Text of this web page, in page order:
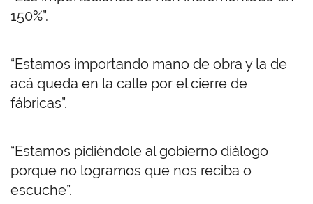
150%”.
“Estamos importando mano de obra y la de
acá queda en la calle por el cierre de
fábricas”.
“Estamos pidiéndole al gobierno diálogo
porque no logramos que nos reciba o
escuche”.